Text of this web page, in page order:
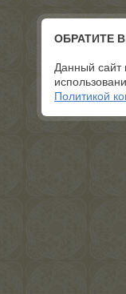
ОБРАТИТЕ
Данный сайт
Политикой